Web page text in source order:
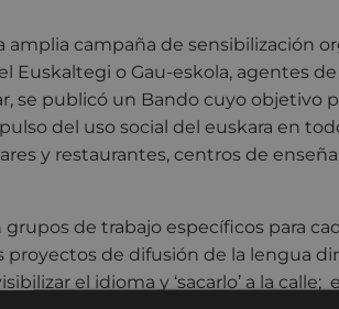
amplia campaña de sensibilización
Euskaltegi o Gau-eskola, agentes
se publicó un Bando cuyo objetivo
del uso social del euskara en
y restaurantes, centros de
grupos de trabajo específicos para
proyectos de difusión de la lengua
el idioma y ‘sacarlo’ a la